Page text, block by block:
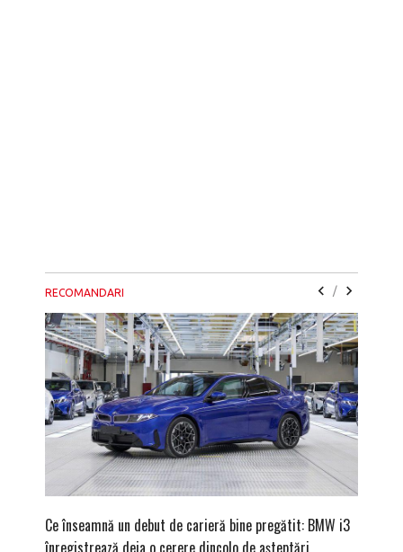
RECOMANDARI /
Ce înseamnă un debut de carieră bine pregătit: BMW i3